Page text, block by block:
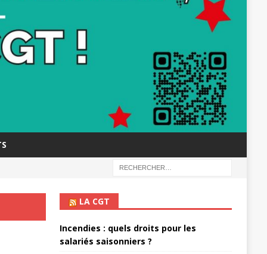
LA CGT
Incendies : quels droits pour les
salariés saisonniers ?